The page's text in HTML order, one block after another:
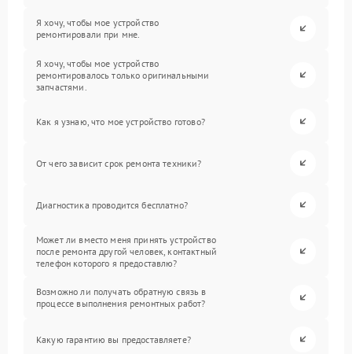
Я хочу, чтобы мое устройство
ремонтировали при мне.
Я хочу, чтобы мое устройство
ремонтировалось только оригинальными
запчастями.
Как я узнаю, что мое устройство готово?
От чего зависит срок ремонта техники?
Диагностика проводится бесплатно?
Может ли вместо меня принять устройство
после ремонта другой человек, контактный
телефон которого я предоставлю?
Возможно ли получать обратную связь в
процессе выполнения ремонтных работ?
Какую гарантию вы предоставляете?